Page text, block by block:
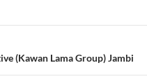
(Kawan Lama Group) Jambi